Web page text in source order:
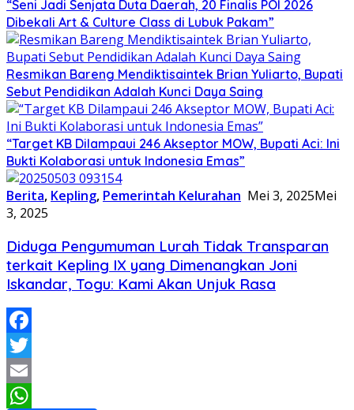
“Seni Jadi Senjata Duta Daerah, 20 Finalis POI 2026
Dibekali Art & Culture Class di Lubuk Pakam”
Resmikan Bareng Mendiktisaintek Brian Yuliarto, Bupati
Sebut Pendidikan Adalah Kunci Daya Saing
“Target KB Dilampaui 246 Akseptor MOW, Bupati Aci: Ini
Bukti Kolaborasi untuk Indonesia Emas”
Berita, Kepling, Pemerintah Kelurahan Mei 3, 2025Mei
3, 2025
Diduga Pengumuman Lurah Tidak Transparan
terkait Kepling IX yang Dimenangkan Joni
Iskandar, Togu: Kami Akan Unjuk Rasa
Facebook
Twitter
Email